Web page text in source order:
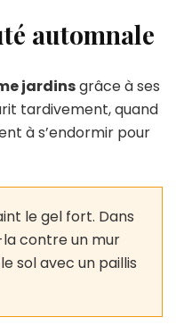
automnale
jardinsgrâce à ses
tardivement, quand
à s’endormir pour
le gel fort. Dans
contre un mur
sol avec un paillis